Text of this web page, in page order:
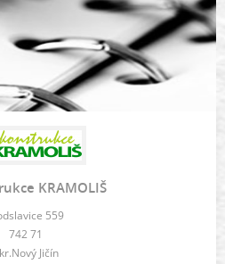
KRAMOLIŠ
559
742 71
Jičín